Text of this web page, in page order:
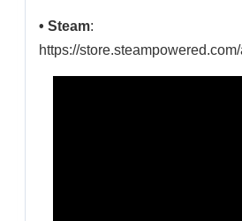
• Steam:
https://